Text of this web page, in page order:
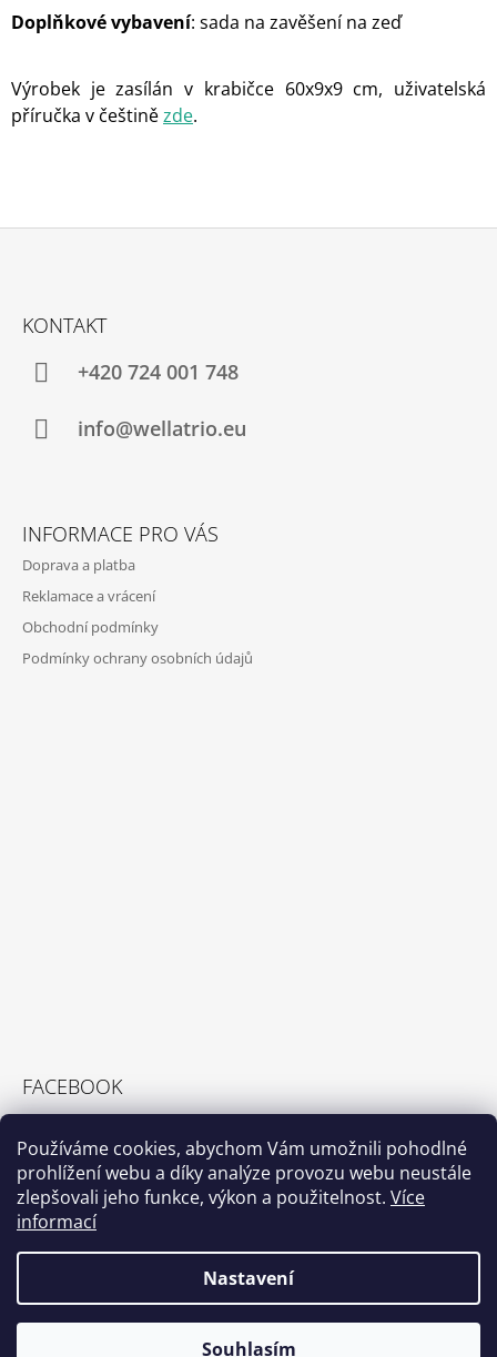
Používáme cookies, abychom Vám umožnili pohodlné
prohlížení webu a díky analýze provozu webu neustále
zlepšovali jeho funkce, výkon a použitelnost. Více
informací
Nastavení
Souhlasím
Doplňkové vybavení: sada na zavěšení na zeď
Výrobek je zasílán v krabičce 60x9x9 cm, uživatelská
příručka v češtinězde.
KONTAKT
+420 724 001 748
info@wellatrio.eu
INFORMACE PRO VÁS
Doprava a platba
Reklamace a vrácení
Obchodní podmínky
Podmínky ochrany osobních údajů
FACEBOOK
PŘIJÍMÁME ONLINE PLATBY
© 2026 WELLATRIO. Všechna práva vyhrazena.